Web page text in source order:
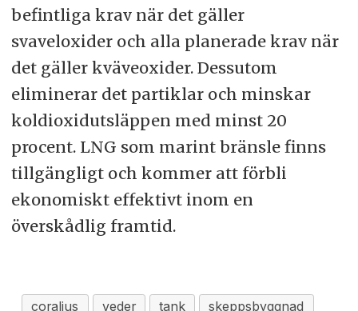
befintliga krav när det gäller
svaveloxider och alla planerade krav när
det gäller kväveoxider. Dessutom
eliminerar det partiklar och minskar
koldioxidutsläppen med minst 20
procent. LNG som marint bränsle finns
tillgängligt och kommer att förbli
ekonomiskt effektivt inom en
överskådlig framtid.
coralius veder tank skeppsbyggnad